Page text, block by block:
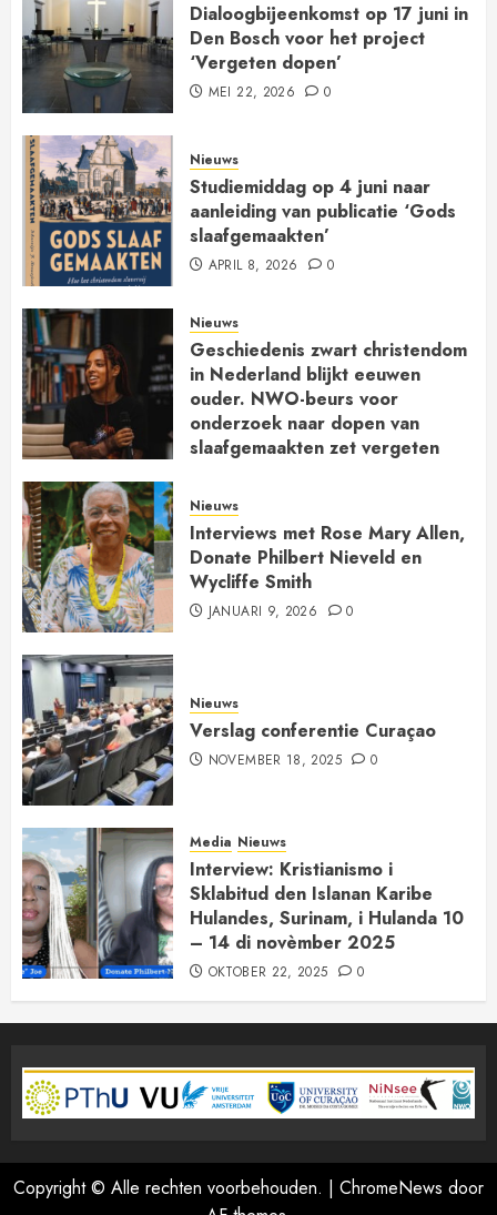
Dialoogbijeenkomst op 17 juni in
Den Bosch voor het project
‘Vergeten dopen’
MEI 22, 2026 0
Nieuws
Studiemiddag op 4 juni naar
aanleiding van publicatie ‘Gods
slaafgemaakten’
APRIL 8, 2026 0
Nieuws
Geschiedenis zwart christendom
in Nederland blijkt eeuwen
ouder. NWO-beurs voor
onderzoek naar dopen van
slaafgemaakten zet vergeten
JANUARI 30, 2026
Nieuws
Interviews met Rose Mary Allen,
Donate Philbert Nieveld en
Wycliffe Smith
JANUARI 9, 2026 0
Nieuws
Verslag conferentie Curaçao
NOVEMBER 18, 2025 0
Media Nieuws
Interview: Kristianismo i
Sklabitud den Islanan Karibe
Hulandes, Surinam, i Hulanda 10
– 14 di novèmber 2025
OKTOBER 22, 2025 0
Copyright © Alle rechten voorbehouden. | ChromeNews door